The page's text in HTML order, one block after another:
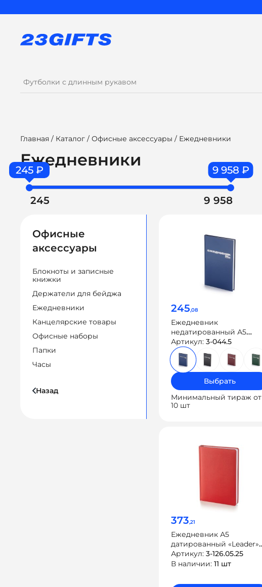
Главная / Каталог / Офисные аксессуары / Ежедневники
Ежедневники
245 ₽ 9 958 ₽
245 9 958
Офисные
аксессуары
Блокноты и записные
книжки
Держатели для бейджа
Ежедневники
Канцелярские товары
Офисные наборы
Папки
Часы
Назад
245,08
Ежедневник
недатированный А5
«Бумвинил»
Артикул: 3-044.5
Выбрать
Минимальный тираж от
10 шт
373,21
Ежедневник А5
датированный «Leader»
на 2025 год
Артикул: 3-126.05.25
В наличии: 11 шт